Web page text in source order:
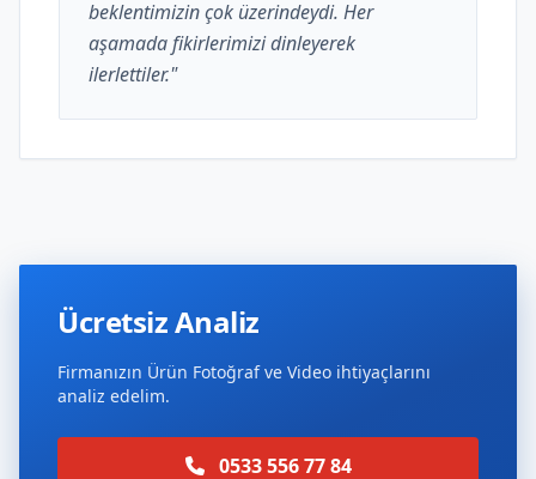
beklentimizin çok üzerindeydi. Her
aşamada fikirlerimizi dinleyerek
ilerlettiler."
Ücretsiz Analiz
Firmanızın Ürün Fotoğraf ve Video ihtiyaçlarını
analiz edelim.
0533 556 77 84